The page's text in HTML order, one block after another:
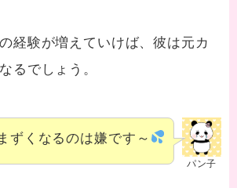
経験が増えていけば、彼は元カ
るでしょう。
パン子
ずくなるのは嫌です～